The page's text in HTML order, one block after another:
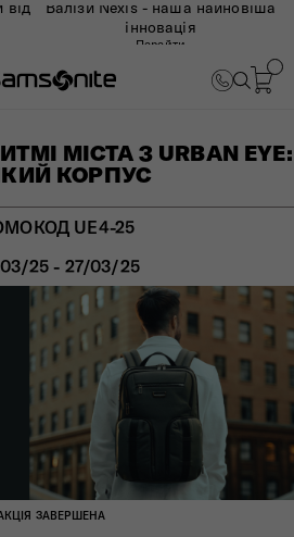
від
Валізи Nexis - наша найновіша
інновація
Перейти
МІСТА З URBAN EYE:
КОРПУС
UE4-25
25 - 27/03/25
ЗАВЕРШЕНА